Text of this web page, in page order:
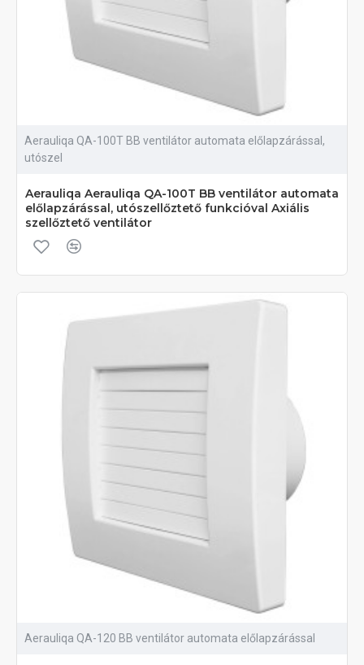
Aerauliqa QA-100T BB ventilátor automata előlapzárással,
utószel
Aerauliqa Aerauliqa QA-100T BB ventilátor automata
előlapzárással, utószellőztető funkcióval Axiális
szellőztető ventilátor
Aerauliqa QA-120 BB ventilátor automata előlapzárással